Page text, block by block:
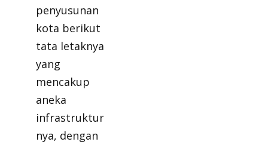
penyusunan
kota berikut
tata letaknya
yang
mencakup
aneka
infrastruktur
nya, dengan